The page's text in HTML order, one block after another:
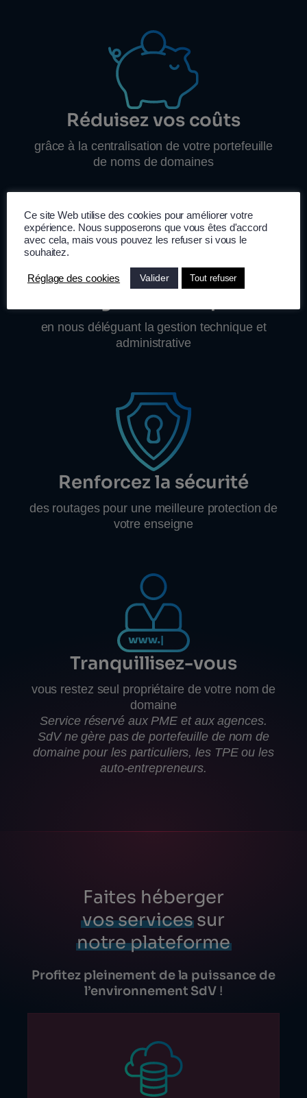
Réduisez vos coûts
grâce à la centralisation de votre portefeuille
de noms de domaines
en nous déléguant la gestion technique et
administrative
Renforcez la sécurité
des routages pour une meilleure protection de
votre enseigne
Tranquillisez-vous
vous restez seul propriétaire de votre nom de
domaine
Service réservé aux PME et aux agences.
SdV ne gère pas de portefeuille de nom de
domaine pour les particuliers, les TPE ou les
auto-entrepreneurs.
Faites héberger
vos servicessur
notre plateforme
Profitez pleinement de la puissance de
l’environnement SdV !
Ce site Web utilise des cookies pour améliorer votre
expérience. Nous supposerons que vous êtes d'accord
avec cela, mais vous pouvez les refuser si vous le
souhaitez.
Réglage des cookies Valider Tout refuser